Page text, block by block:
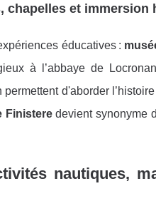
chapelles et
éducatives :
à l’abbaye de
d'aborder
Finisteredevient synonyme
nautiques,